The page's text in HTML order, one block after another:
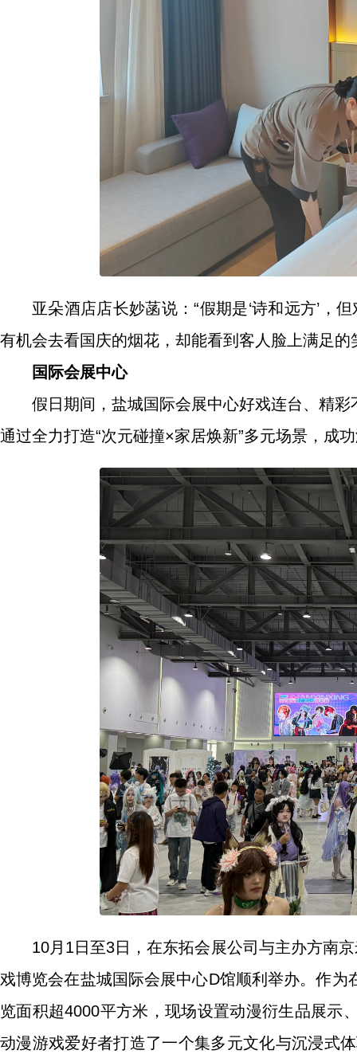
亚朵酒店店长妙菡说：“假期是‘诗和远方’，
有机会去看国庆的烟花，却能看到客人脸上满足
国际会展中心
假日期间，盐城国际会展中心好戏连台、精
通过全力打造“次元碰撞×家居焕新”多元场景，成
10月1日至3日，在东拓会展公司与主办方南
戏博览会在盐城国际会展中心D馆顺利举办。作
览面积超4000平方米，现场设置动漫衍生品展示
动漫游戏爱好者打造了一个集多元文化与沉浸式